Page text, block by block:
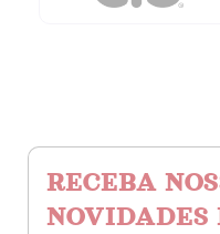
RECEBA